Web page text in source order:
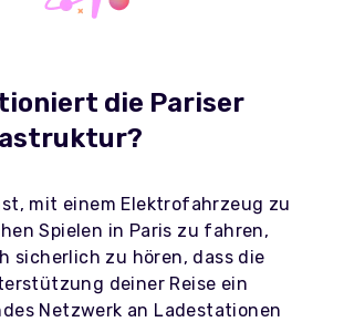
die Pariser
mit einem Elektrofahrzeug zu
Spielen in Paris zu fahren,
sicherlich zu hören, dass die
deiner Reise ein
Netzwerk an Ladestationen